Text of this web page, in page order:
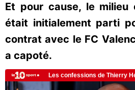
Et pour cause, le milieu
était initialement parti
contrat avec le FC
a capoté.